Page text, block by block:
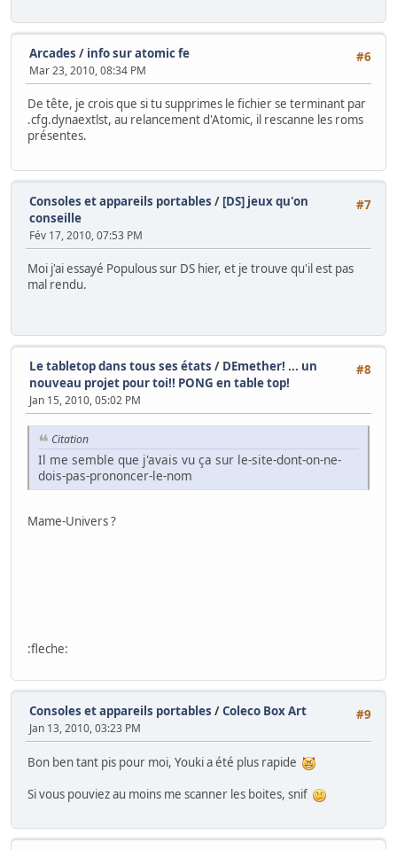
#6
Arcades / info sur atomic fe
Mar 23, 2010, 08:34 PM
De tête, je crois que si tu supprimes le fichier se terminant par
.cfg.dynaextlst, au relancement d'Atomic, il rescanne les roms
présentes.
#7
Consoles et appareils portables / [DS] jeux qu'on
conseille
Fév 17, 2010, 07:53 PM
Moi j'ai essayé Populous sur DS hier, et je trouve qu'il est pas
mal rendu.
#8
Le tabletop dans tous ses états / DEmether! ... un
nouveau projet pour toi!! PONG en table top!
Jan 15, 2010, 05:02 PM
Citation
Il me semble que j'avais vu ça sur le-site-dont-on-ne-
dois-pas-prononcer-le-nom
Mame-Univers ?
:fleche:
#9
Consoles et appareils portables /Coleco Box Art
Jan 13, 2010, 03:23 PM
Bon ben tant pis pour moi, Youki a été plus rapide
Si vous pouviez au moins me scanner les boites, snif